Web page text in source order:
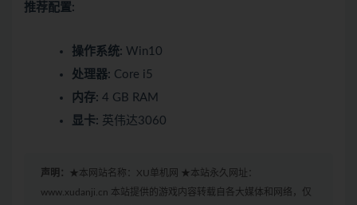
推荐配置:
操作系统: Win10
处理器: Core i5
内存: 4 GB RAM
显卡: 英伟达3060
声明： ★本网站名称：XU单机网 ★本站永久网址：
www.xudanji.cn 本站提供的游戏内容转载自各大媒体和网络，仅